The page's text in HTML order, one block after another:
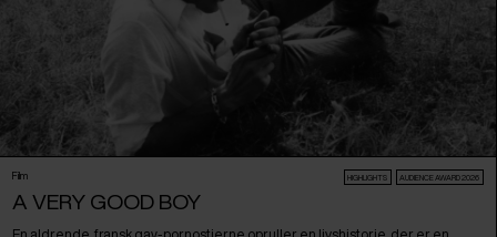
Film HIGHLIGHTS AUDIENCE AWARD 2026
A VERY GOOD BOY
En aldrende, fransk gay-pornostjerne opruller en livshistorie, der er en